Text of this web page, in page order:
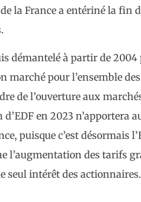
la France a entériné la fin
démantelé à partir de 2004
marché pour l’ensemble des
de l’ouverture aux
en 2023 n’apportera
puisque c’est désormais
l’augmentation des tarifs
seul intérêt des actionnaires.